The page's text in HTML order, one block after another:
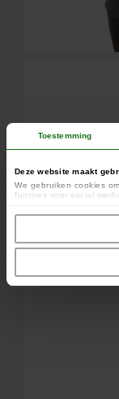
Toestemming
Deze website maakt
We gebruiken cookies
functies voor social
social media,
combineren met andere
verzameld op basis van